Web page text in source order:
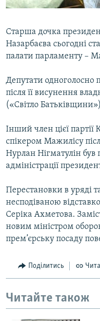
УКРАЇНСЬКА ПРОБЛЕМА
Старша дочка
Назарбаєва сьогодні
палати парламенту –
Депутати одноголосно
після її висунення
(«Світло
Інший член цієї партії
спікером Мажилісу
Нурлан Нігматулін
адміністрації
Перестановки в уряді
несподіваною
Серіка Ахметова.
новим міністром
прем’єрську посаду
Поділитись
Читайте також